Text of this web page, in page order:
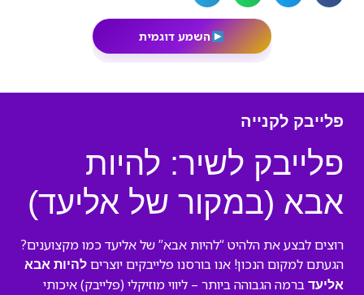
השמע דוגמית
פלייבק לקנייה
פלייבק לשיר: להיות
אבא (במקור של אליעד)
רוצים לבצע את הלהיט “להיות אבא” של אליעד כמו מקצוענים?
הגעתם למקום הנכון! אנו בורסנו פלייבקים יוצרים להיות אבא
אליעד ברמה הגבוהה ביותר – ליווי מוזיקלי (פלייבק) איכותי